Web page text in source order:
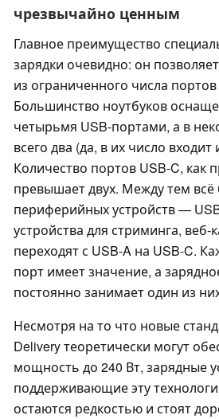
чрезвычайно ценным
Главное преимущество
зарядки очевидно: он
из ограниченного числа портов
Большинство ноутбуков
четырьмя USB-портами, а в
всего два (да, в их число входит
Количество портов USB-C, как
превышает двух. Между тем
периферийных устройств —
устройства для стриминга,
переходят с USB-A на USB-C.
порт имеет значение, а
постоянно занимает один из
Несмотря на то что новые
Delivery теоретически могут
мощность до 240 Вт, зарядные
поддерживающие эту
остаются редкостью и стоят